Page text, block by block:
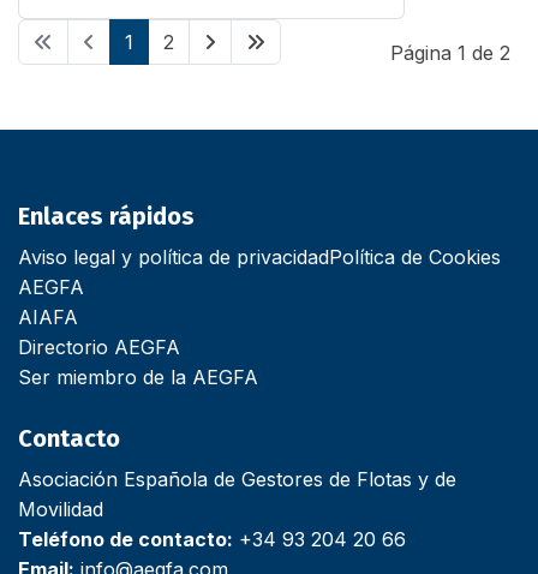
Página 1 de 2
1 2
Enlaces rápidos
Aviso legal y política de privacidadPolítica de Cookies
AEGFA
AIAFA
Directorio AEGFA
Ser miembro de la AEGFA
Contacto
Asociación Española de Gestores de Flotas y de
Movilidad
Teléfono de contacto: +34 93 204 20 66
Email: info@aegfa.com